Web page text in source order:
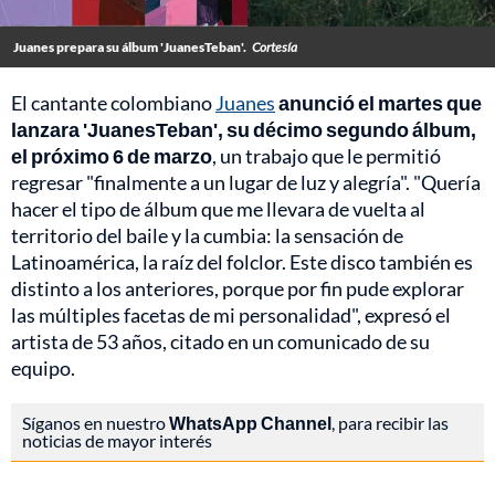
Juanes prepara su álbum 'JuanesTeban'. Cortesía
El cantante colombianoJuanesanunció el martes que
lanzara 'JuanesTeban', su décimo segundo álbum,
el próximo 6 de marzo, un trabajo que le permitió
regresar "finalmente a un lugar de luz y alegría". "Quería
hacer el tipo de álbum que me llevara de vuelta al
territorio del baile y la cumbia: la sensación de
Latinoamérica, la raíz del folclor. Este disco también es
distinto a los anteriores, porque por fin pude explorar
las múltiples facetas de mi personalidad", expresó el
artista de 53 años, citado en un comunicado de su
equipo.
Síganos en nuestroWhatsApp Channel, para recibir las
noticias de mayor interés